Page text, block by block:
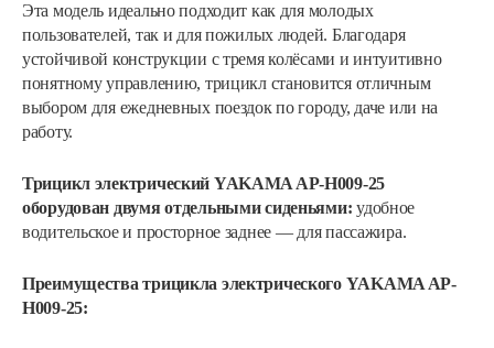
Эта модель идеально подходит как для молодых
пользователей, так и для пожилых людей. Благодаря
устойчивой конструкции с тремя колёсами и интуитивно
понятному управлению, трицикл становится отличным
выбором для ежедневных поездок по городу, даче или на
работу.
Трицикл электрический YAKAMA AP-H009-25
оборудован двумя отдельными сиденьями: удобное
водительское и просторное заднее — для пассажира.
Преимущества трицикла электрического YAKAMA AP-
H009-25: